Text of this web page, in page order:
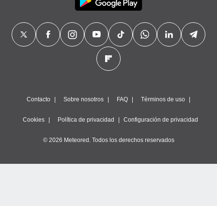
publicidad
Contacto Sobre nosotros FAQ Términos de uso
Cookies Política de privacidad Configuración de privacidad
© 2026 Meteored. Todos los derechos reservados